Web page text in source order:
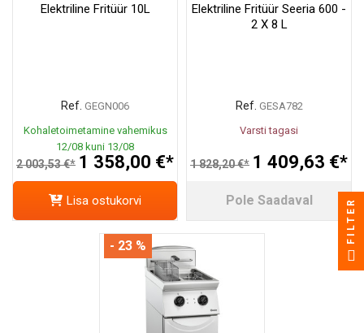
Elektriline Fritüür 10L
Ref. GEGN006
Kohaletoimetamine vahemikus
12/08 kuni 13/08
2 003,53 €* 1 358,00 €*
Lisa ostukorvi
Elektriline Fritüür Seeria 600 -
2 X 8 L
Ref. GESA782
Varsti tagasi
1 828,20 €* 1 409,63 €*
Pole Saadaval
- 23 %
FILTER